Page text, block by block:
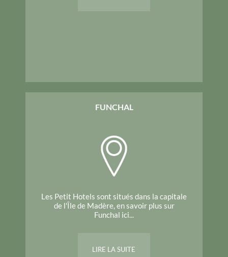
FUNCHAL
Les Petit Hotels sont situés dans la capitale
de l'Île de Madère, en savoir plus sur
Funchal ici...
LIRE LA SUITE